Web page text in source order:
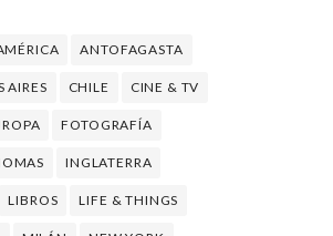
ANTOFAGASTA
AIRES CHILE CINE & TV
FOTOGRAFÍA
INGLATERRA
LIBROS LIFE & THINGS